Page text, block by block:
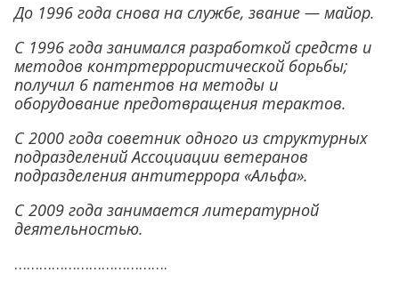
До 1996 года снова на службе, звание — майор.
С 1996 года занимался разработкой средств и
методов контртеррористической борьбы;
получил 6 патентов на методы и
оборудование предотвращения терактов.
С 2000 года советник одного из структурных
подразделений Ассоциации ветеранов
подразделения антитеррора «Альфа».
С 2009 года занимается литературной
деятельностью.
……………………………….